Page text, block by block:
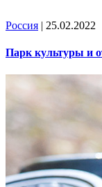
Россия | 25.02.2022
Парк культуры и